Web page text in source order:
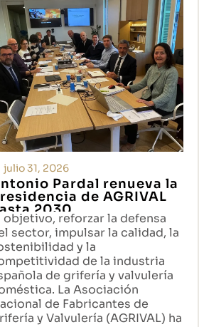
julio 31, 2026
Pardal renueva la
de AGRIVAL
2030
objetivo, reforzar la defensa
sector, impulsar la calidad, la
y la
de la industria
de grifería y valvulería
La Asociación
de Fabricantes de
y Valvulería (AGRIVAL) ha